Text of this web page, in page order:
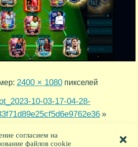
согласием на
файлов cookie
2400 × 1080пикселей
10-03-17-04-28-
»